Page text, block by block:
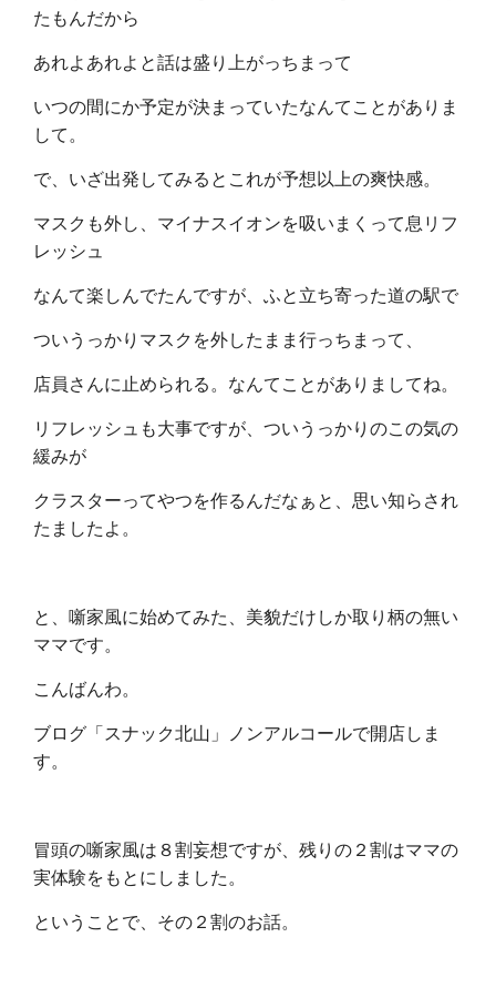
たもんだから
あれよあれよと話は盛り上がっちまって
いつの間にか予定が決まっていたなんてことがありま
して。
で、いざ出発してみるとこれが予想以上の爽快感。
マスクも外し、マイナスイオンを吸いまくって息リフ
レッシュ
なんて楽しんでたんですが、ふと立ち寄った道の駅で
ついうっかりマスクを外したまま行っちまって、
店員さんに止められる。なんてことがありましてね。
リフレッシュも大事ですが、ついうっかりのこの気の
緩みが
クラスターってやつを作るんだなぁと、思い知らされ
たましたよ。
と、噺家風に始めてみた、美貌だけしか取り柄の無い
ママです。
こんばんわ。
ブログ「スナック北山」ノンアルコールで開店しま
す。
冒頭の噺家風は８割妄想ですが、残りの２割はママの
実体験をもとにしました。
ということで、その２割のお話。